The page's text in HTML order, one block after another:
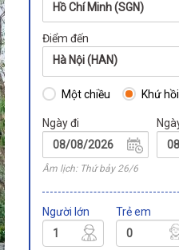
Hồ Chí Minh (SGN)
Điểm đến
Hà Nội (HAN)
Một chiều Khứ hồi
Ngày đi
Âm lịch: Thứ bảy 26/6
Người lớn Trẻ em